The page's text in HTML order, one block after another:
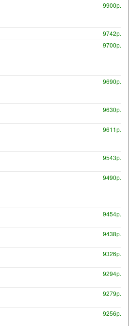
9900р.
9742р.
9700р.
9690р.
9630р.
9611р.
9543р.
9490р.
9454р.
9438р.
9326р.
9294р.
9279р.
9256р.